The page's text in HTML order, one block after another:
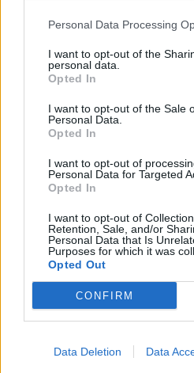
Personal Data Processing
I want to opt-out of the
personal data.
Opted In
I want to opt-out of the Sale
Personal Data.
Opted In
I want to opt-out of
Personal Data for Targeted
Opted In
I want to opt-out of
Retention, Sale, and/or
Personal Data that Is
Purposes for which it was
Opted Out
CONFIRM
Data Deletion Data
óriási tapasztalatával, szakmai
műkereskedelem meghatározó
megújult BÁV Aukciósház mára a
műkereskedelem egyik
műkereskedelmi üzlethálózatával
felkészült munkatársai a hét hat
GALÉRIA TOVÁBBI
KAPCSOLÓDÓ